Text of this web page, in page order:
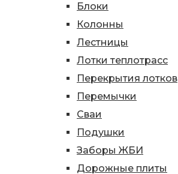
Блоки
Колонны
Лестницы
Лотки теплотрасс
Перекрытия лотков
Перемычки
Сваи
Подушки
Заборы ЖБИ
Дорожные плиты